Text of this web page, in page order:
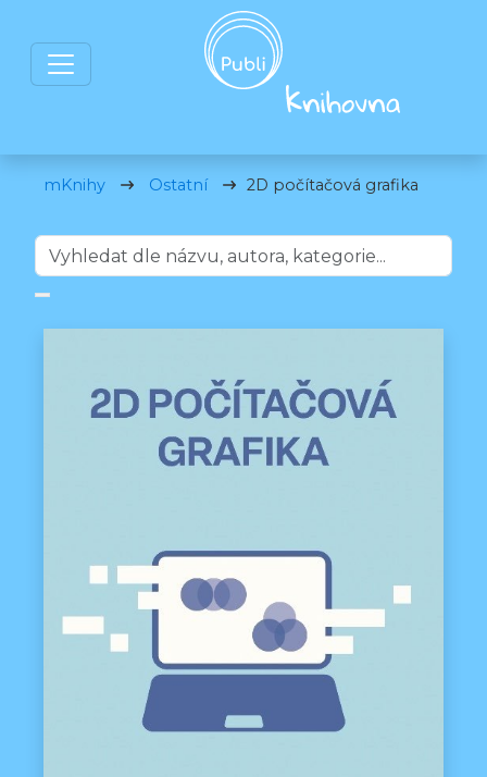
mKnihy Ostatní 2D počítačová grafika